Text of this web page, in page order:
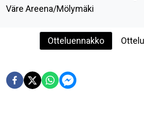
Väre Areena/Mölymäki
Otteluennakko